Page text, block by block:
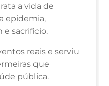
a vida de
epidemia,
e sacrifício.
reais e serviu
que
pública.